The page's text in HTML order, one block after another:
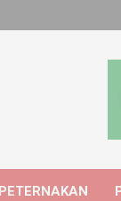
PETERNAKAN